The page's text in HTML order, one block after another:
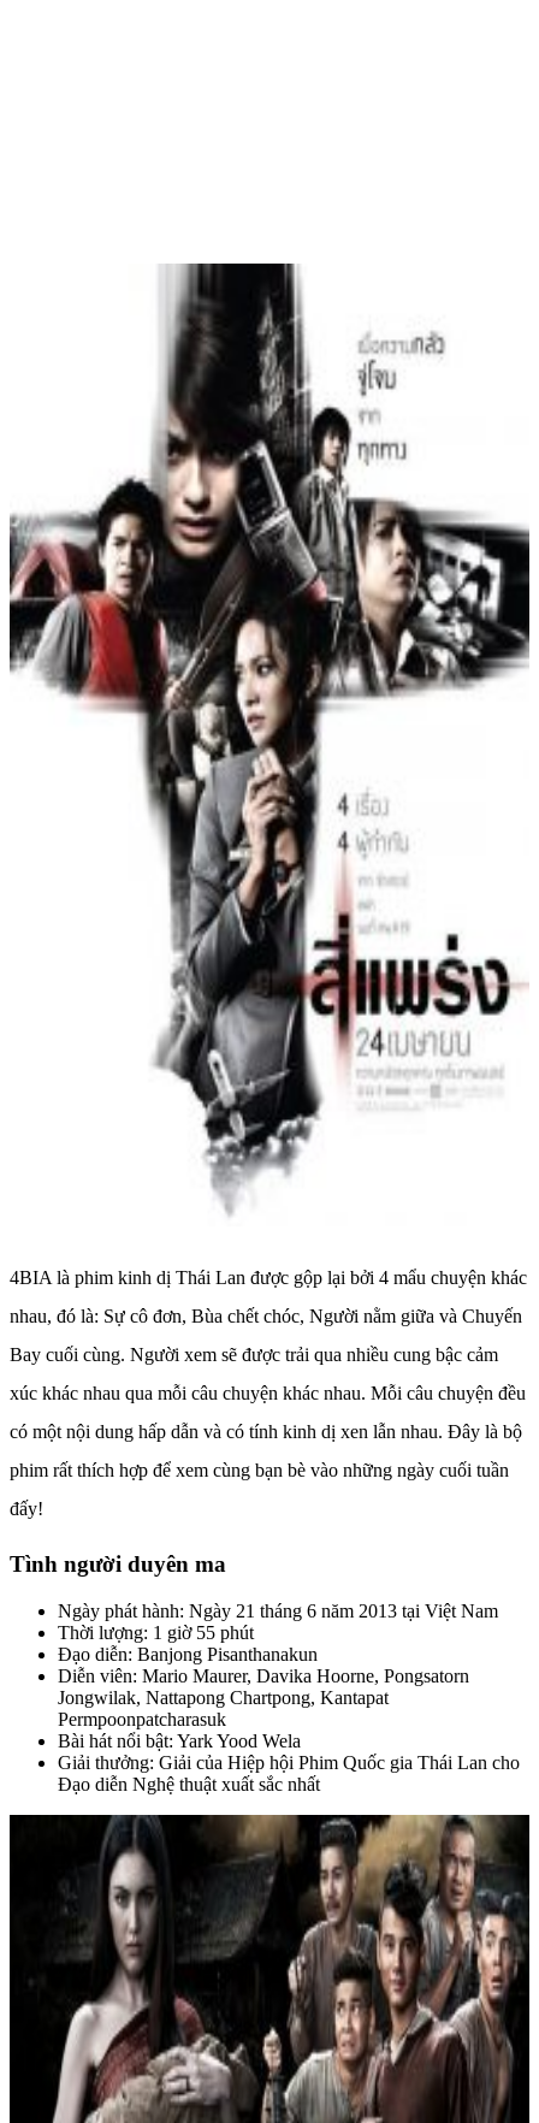
4BIA là phim kinh dị Thái Lan được gộp lại bởi 4 mẩu chuyện khác
nhau, đó là: Sự cô đơn, Bùa chết chóc, Người nằm giữa và Chuyến
Bay cuối cùng. Người xem sẽ được trải qua nhiều cung bậc cảm
xúc khác nhau qua mỗi câu chuyện khác nhau. Mỗi câu chuyện đều
có một nội dung hấp dẫn và có tính kinh dị xen lẫn nhau. Đây là bộ
phim rất thích hợp để xem cùng bạn bè vào những ngày cuối tuần
đấy!
Tình người duyên ma
Ngày phát hành: Ngày 21 tháng 6 năm 2013 tại Việt Nam
Thời lượng: 1 giờ 55 phút
Đạo diễn: Banjong Pisanthanakun
Diễn viên: Mario Maurer, Davika Hoorne, Pongsatorn
Jongwilak, Nattapong Chartpong, Kantapat
Permpoonpatcharasuk
Bài hát nổi bật: Yark Yood Wela
Giải thưởng: Giải của Hiệp hội Phim Quốc gia Thái Lan cho
Đạo diễn Nghệ thuật xuất sắc nhất